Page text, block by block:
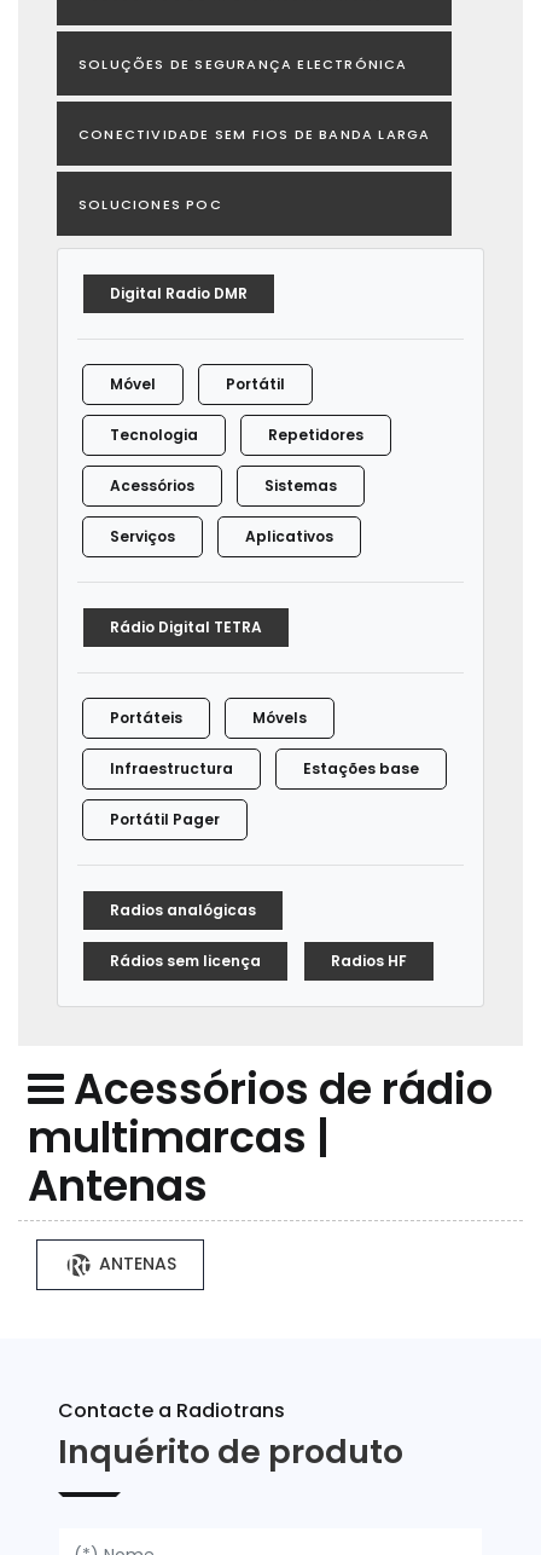
SOLUÇÕES DE SEGURANÇA ELECTRÓNICA
CONECTIVIDADE SEM FIOS DE BANDA LARGA
SOLUCIONES POC
Digital Radio DMR
Móvel Portátil
Tecnologia Repetidores
Acessórios Sistemas
Serviços Aplicativos
Rádio Digital TETRA
Portáteis Móvels
Infraestructura Estações base
Portátil Pager
Radios analógicas
Rádios sem licença Radios HF
Acessórios de rádio
multimarcas |
Antenas
ANTENAS
Contacte a Radiotrans
Inquérito de produto